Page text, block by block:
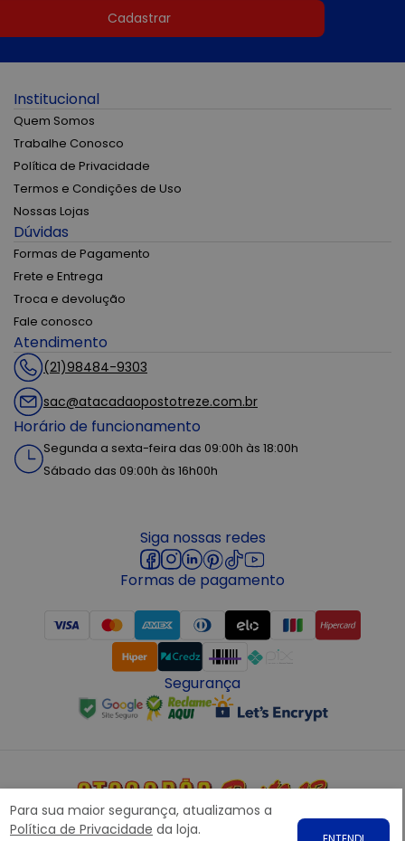
Para sua maior segurança, atualizamos a
Política de Privacidade da loja.
Cadastrar
Institucional
Quem Somos
Trabalhe Conosco
Política de Privacidade
Termos e Condições de Uso
Nossas Lojas
Dúvidas
Formas de Pagamento
Frete e Entrega
Troca e devolução
Fale conosco
Atendimento
(21)98484-9303
sac@atacadaopostotreze.com.br
Horário de funcionamento
Segunda a sexta-feira das 09:00h às 18:00h
Sábado das 09:00h às 16h00h
Siga nossas redes
Formas de pagamento
Segurança
Copyright © 2022 ATACADÃO POSTO 13 - Todos os direitos